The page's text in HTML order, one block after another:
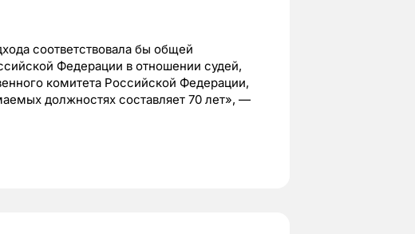
соответствовала бы общей
Федерации в отношении судей,
комитета Российской Федерации,
должностях составляет 70 лет», —